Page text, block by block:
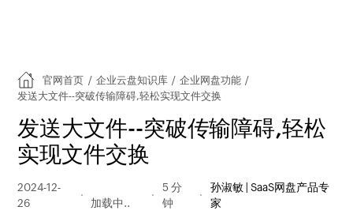
官网首页 / 企业云盘知识库 / 企业网盘功能 /
发送大文件--突破传输障碍,轻松实现文件交换
发送大文件--突破传输障碍,轻松
实现文件交换
2024-12-
26
量
5 分
钟
孙淑敏 | SaaS网盘产品专
家